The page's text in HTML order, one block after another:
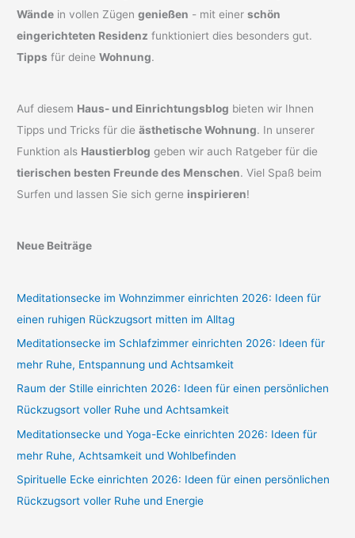
Wände in vollen Zügengenießen - mit einerschön
eingerichteten Residenz funktioniert dies besonders gut.
Tipps für deineWohnung.
Auf diesem Haus- und Einrichtungsblog bieten wir Ihnen
Tipps und Tricks für dieästhetische Wohnung. In unserer
Funktion als Haustierblog geben wir auch Ratgeber für die
tierischen besten Freunde des Menschen. Viel Spaß beim
Surfen und lassen Sie sich gerne inspirieren!
Neue Beiträge
Meditationsecke im Wohnzimmer einrichten 2026: Ideen für
einen ruhigen Rückzugsort mitten im Alltag
Meditationsecke im Schlafzimmer einrichten 2026: Ideen für
mehr Ruhe, Entspannung und Achtsamkeit
Raum der Stille einrichten 2026: Ideen für einen persönlichen
Rückzugsort voller Ruhe und Achtsamkeit
Meditationsecke und Yoga-Ecke einrichten 2026: Ideen für
mehr Ruhe, Achtsamkeit und Wohlbefinden
Spirituelle Ecke einrichten 2026: Ideen für einen persönlichen
Rückzugsort voller Ruhe und Energie